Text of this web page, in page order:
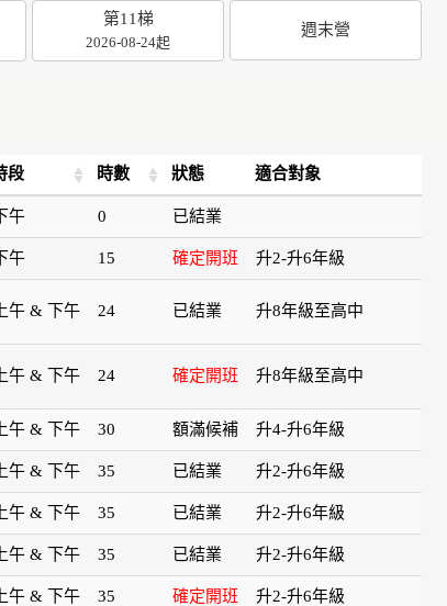
第11梯
2026-08-24起
週末營
段 時數 狀態 適合對象
午 0 已結業
午 15 確定開班 升2-升6年級
上午 & 下午 24 已結業 升8年級至高中
上午 & 下午 24 確定開班 升8年級至高中
上午 & 下午 30 額滿候補 升4-升6年級
上午 & 下午 35 已結業 升2-升6年級
上午 & 下午 35 已結業 升2-升6年級
上午 & 下午 35 已結業 升2-升6年級
上午 & 下午 35 確定開班 升2-升6年級